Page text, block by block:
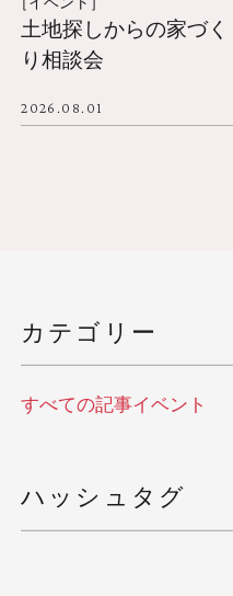
土地探しからの家づく
り相談会
2026.08.01
カテゴリー
すべての記事イベント
ハッシュタグ